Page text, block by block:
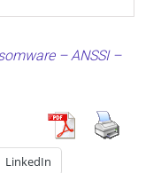
– ANSSI –
LinkedIn